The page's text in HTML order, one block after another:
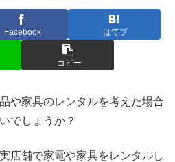
Facebook はてブ
コピー
や家具のレンタルを考えた場合
でしょうか？
店舗で家電や家具をレンタルし